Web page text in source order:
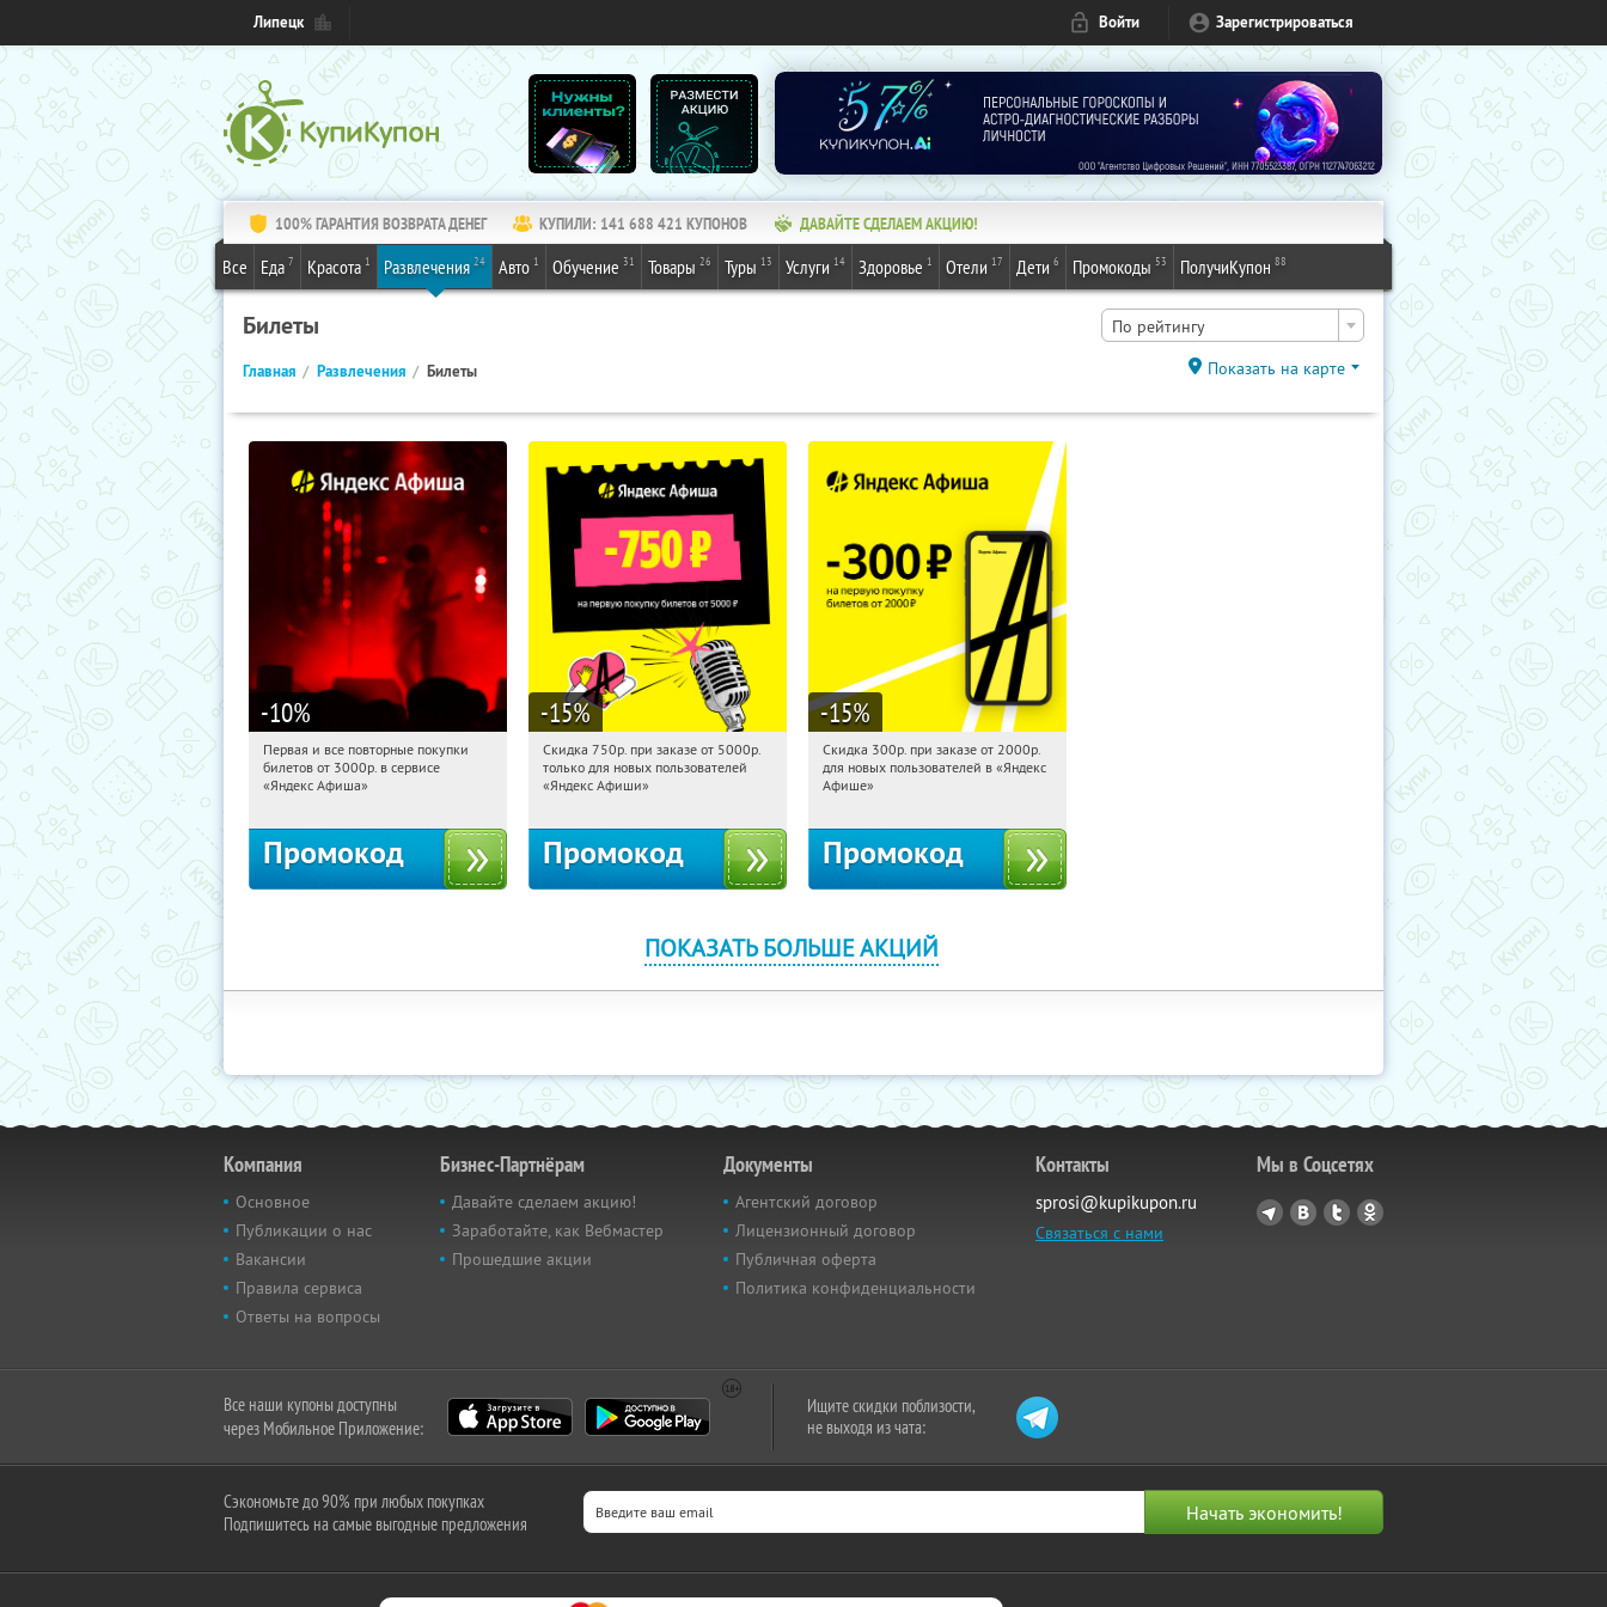
Липецк Войти Зарегистрироваться
100% ГАРАНТИЯ ВОЗВРАТА ДЕНЕГ КУПИЛИ: 141 688 421 КУПОНОВ ДАВАЙТЕ СДЕЛАЕМ АКЦИЮ!
Все Еда 7 Красота 1 Развлечения 24 Авто 1 Обучение 31 Товары 26 Туры 13 Услуги 14 Здоровье 1 Отели 17 Дети 6 Промокоды 53 ПолучиКупон 88
Билеты По рейтингу
Главная Развлечения Билеты Показать на карте
-10%
19:13:35 Получили:
Россия
Первая и все повторные покупки
билетов от 3000р. в сервисе
«Яндекс Афиша»
Промокод
-15%
19:13:35 Получили:114
Россия
Скидка 750р. при заказе от 5000р.
только для новых пользователей
«Яндекс Афиши»
Промокод
-15%
19:13:35 Получили:65
Россия
Скидка 300р. при заказе от 2000р.
для новых пользователей в «Яндекс
Афише»
Промокод
ПОКАЗАТЬ БОЛЬШЕ АКЦИЙ
Компания
Основное
Публикации о нас
Вакансии
Правила сервиса
Ответы на вопросы
Бизнес-Партнёрам
Давайте сделаем акцию!
Заработайте, как Вебмастер
Прошедшие акции
Документы
Агентский договор
Лицензионный договор
Публичная оферта
Политика конфиденциальности
Контакты
sprosi@kupikupon.ru
Связаться с нами
Мы в Соцсетях
Все наши купоны доступны
через Мобильное Приложение:
Ищите скидки поблизости,
не выходя из чата:
Сэкономьте до 90% при любых покупках
Подпишитесь на самые выгодные предложения